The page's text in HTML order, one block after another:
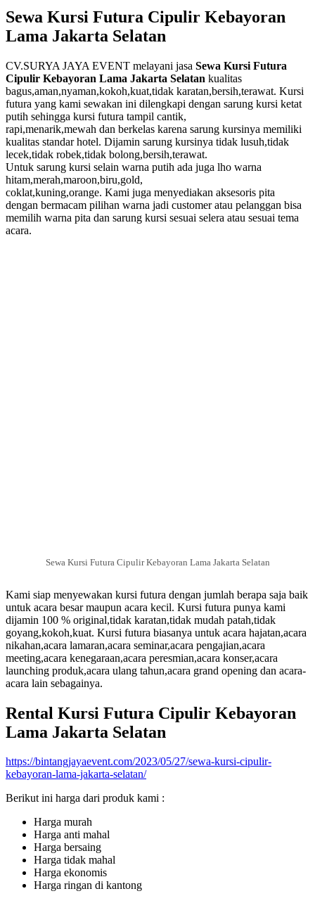
Sewa Kursi Futura Cipulir Kebayoran
Lama Jakarta Selatan
CV.SURYA JAYA EVENT melayani jasa Sewa Kursi Futura
Cipulir Kebayoran Lama Jakarta Selatan kualitas
bagus,aman,nyaman,kokoh,kuat,tidak karatan,bersih,terawat. Kursi
futura yang kami sewakan ini dilengkapi dengan sarung kursi ketat
putih sehingga kursi futura tampil cantik,
rapi,menarik,mewah dan berkelas karena sarung kursinya memiliki
kualitas standar hotel. Dijamin sarung kursinya tidak lusuh,tidak
lecek,tidak robek,tidak bolong,bersih,terawat.
Untuk sarung kursi selain warna putih ada juga lho warna
hitam,merah,maroon,biru,gold,
coklat,kuning,orange. Kami juga menyediakan aksesoris pita
dengan bermacam pilihan warna jadi customer atau pelanggan bisa
memilih warna pita dan sarung kursi sesuai selera atau sesuai tema
acara.
Sewa Kursi Futura Cipulir Kebayoran Lama Jakarta Selatan
Kami siap menyewakan kursi futura dengan jumlah berapa saja baik
untuk acara besar maupun acara kecil. Kursi futura punya kami
dijamin 100 % original,tidak karatan,tidak mudah patah,tidak
goyang,kokoh,kuat. Kursi futura biasanya untuk acara hajatan,acara
nikahan,acara lamaran,acara seminar,acara pengajian,acara
meeting,acara kenegaraan,acara peresmian,acara konser,acara
launching produk,acara ulang tahun,acara grand opening dan acara-
acara lain sebagainya.
Rental Kursi Futura Cipulir Kebayoran
Lama Jakarta Selatan
https://bintangjayaevent.com/2023/05/27/sewa-kursi-cipulir-
kebayoran-lama-jakarta-selatan/
Berikut ini harga dari produk kami :
Harga murah
Harga anti mahal
Harga bersaing
Harga tidak mahal
Harga ekonomis
Harga ringan di kantong